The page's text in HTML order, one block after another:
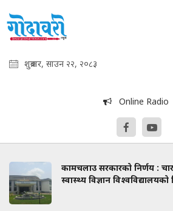
शुक्रबार, साउन २२, २०८३
Online Radio
कामचलाउ सरकारको निर्णय :
स्वास्थ्य विज्ञान